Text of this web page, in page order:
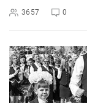
3657 0